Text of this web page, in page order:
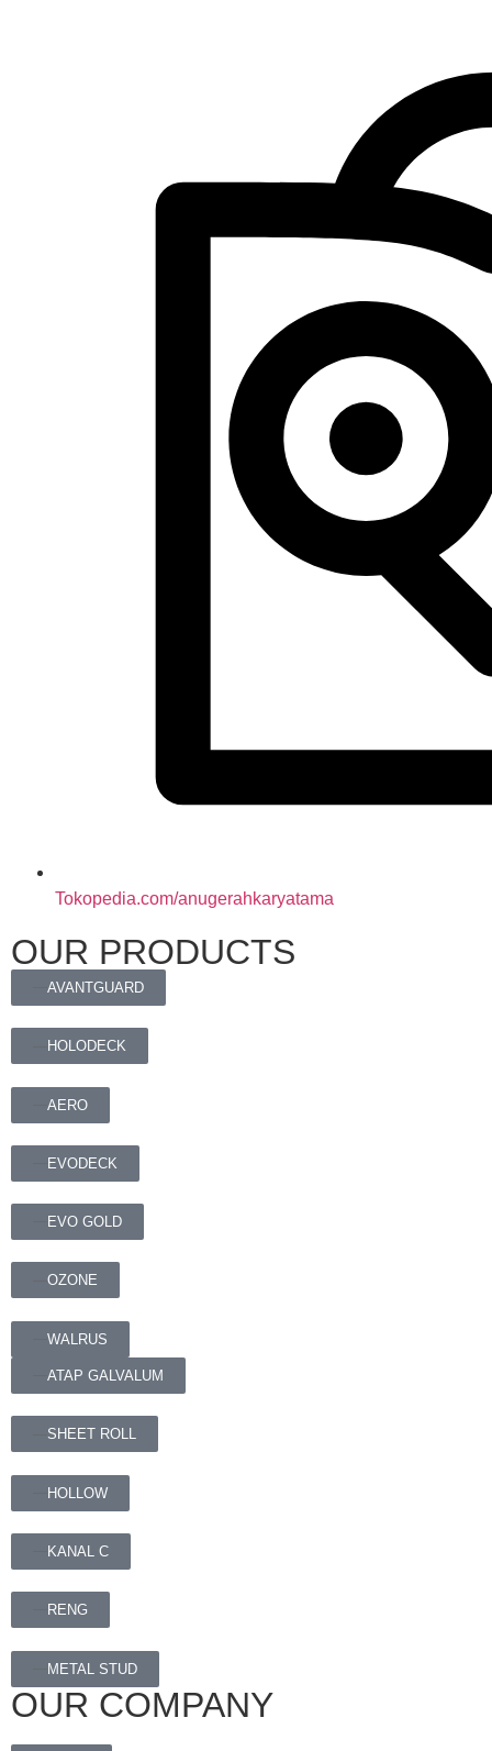
Tokopedia.com/anugerahkaryatama
OUR PRODUCTS
AVANTGUARD
HOLODECK
AERO
EVODECK
EVO GOLD
OZONE
WALRUS
ATAP GALVALUM
SHEET ROLL
HOLLOW
KANAL C
RENG
METAL STUD
OUR COMPANY